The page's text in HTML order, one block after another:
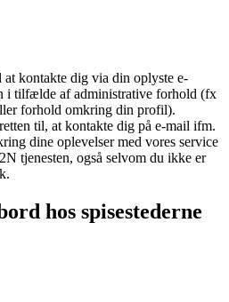
kontakte dig via din oplyste e-
i tilfælde af administrative forhold (fx
forhold omkring din profil).
til, at kontakte dig på e-mail ifm.
dine oplevelser med vores service
tjenesten, også selvom du ikke er
hos spisestederne